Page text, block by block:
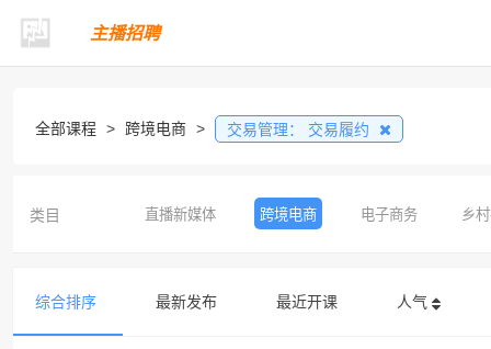
主播招聘
全部课程 > 跨境电商 > 交易管理： 交易履约
类目 直播新媒体 跨境电商 电子商务 乡
综合排序 最新发布 最近开课 人气